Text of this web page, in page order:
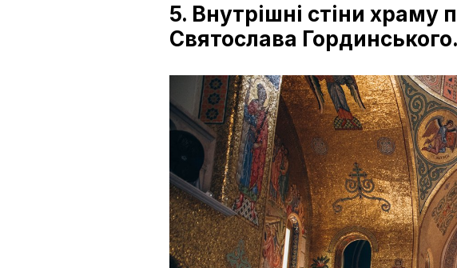
5. Внутрішні стіни храму
Святослава Гординського.